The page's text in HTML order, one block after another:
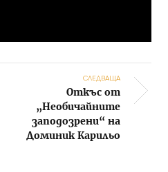
СЛЕДВАЩА
Откъс от
„Необичайните
заподозрени“ на
Доминик Карильо